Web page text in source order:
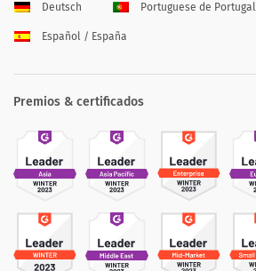
Deutsch Portuguese de Portugal
Español / España
Premios & certificados